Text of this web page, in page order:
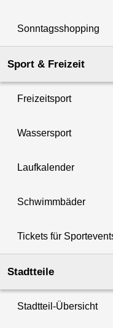
Sonntagsshopping
Sport & Freizeit
Freizeitsport
Wassersport
Laufkalender
Schwimmbäder
Tickets für
Stadtteile
Stadtteil-Übersicht